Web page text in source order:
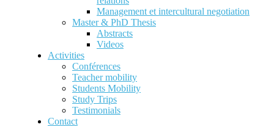
Management et intercultural negotiation
Master & PhD Thesis
Abstracts
Videos
Activities
Conférences
Teacher mobility
Students Mobility
Study Trips
Testimonials
Contact